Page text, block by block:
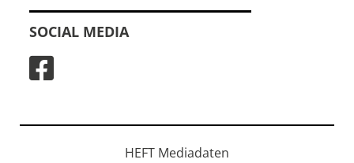
SOCIAL MEDIA
HEFT Mediadaten